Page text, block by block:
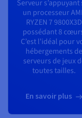
Serveur s’appuyant
un processeur
RYZEN 7 9800X3D
possédant8
C’est l’idéal pour
hébergements de
serveurs de jeux
toutes tailles.
En savoir plus